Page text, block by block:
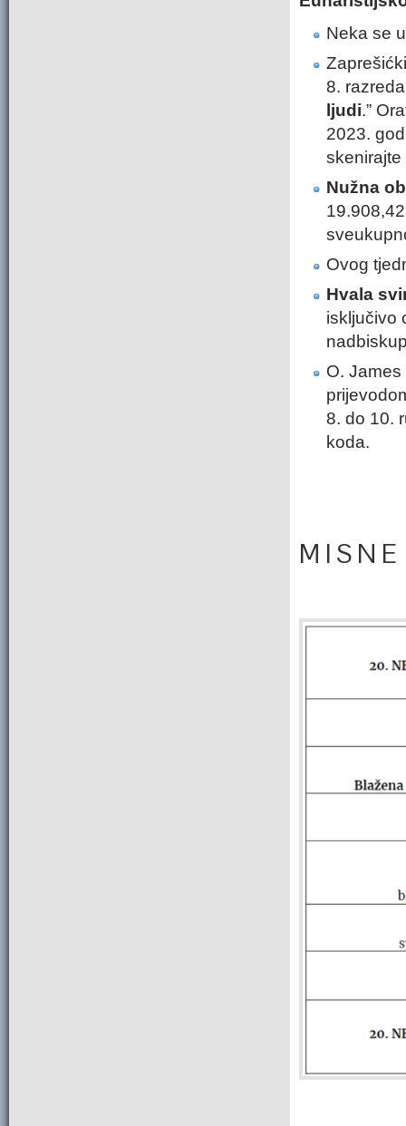
Neka se
8.
ljudi.”
2023.
Nužna
Ovog
Hvala
isključivo
O.
8. do 10.
koda.
M I S N